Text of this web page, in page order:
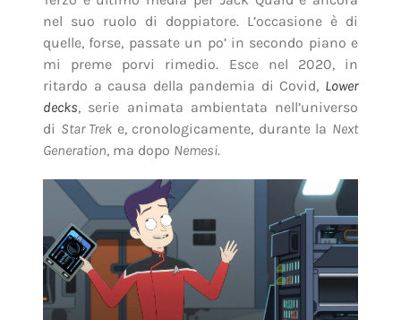
nel suo ruolo di doppiatore. L’occasione è di
quelle, forse, passate un po’ in secondo piano e
mi preme porvi rimedio. Esce nel 2020, in
ritardo a causa della pandemia di Covid, Lower
decks, serie animata ambientata nell’universo
di Star Trek e, cronologicamente, durante la Next
Generation, ma dopo Nemesi.